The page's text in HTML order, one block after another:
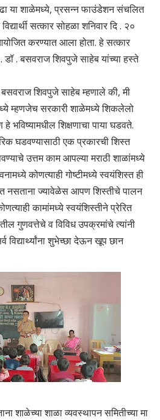
या शाळेमध्ये, प्रसन्न फाउंडेशन संचलित
सत्कार सोहळा शनिवार दि . २०
करण्यात आला होता. हे सत्कार
डॉ . बसवराज शिवपुजे साहेब यांच्या हस्ते
शिवपुजे साहेब म्हणाले की, मी
म्हणजेच सरकारी शाळेमध्ये शिकलेलो
भविष्यामधील शिक्षणाचा पाया घडवते.
घडवण्यासाठी एक प्रकारची शिस्त
उत्तम काम आपल्या मराठी शाळांमध्ये
कोणत्याही गोष्टीमध्ये स्वयंशिस्त ही
नसताना ज्यावेळेस आपण शिस्तीचे पालन
कामांमध्ये स्वयंशिस्तीने प्रेरित
गुणवत्तेचे व विविध उपक्रमांचे त्यांनी
विद्यार्थ्यांना शुभेच्छा देऊन खूप छान
शाळेच्या शाळा व्यवस्थापन समितीच्या मा